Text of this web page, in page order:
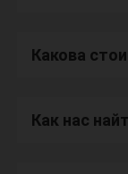
Какова
Как нас